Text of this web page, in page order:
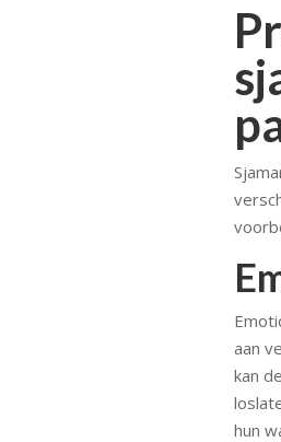
aan
kan
hun